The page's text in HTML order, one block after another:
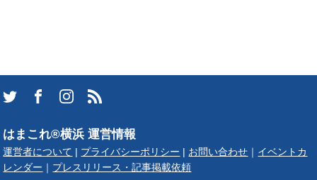
はまこれ®横浜 運営情報
運営者について プライバシーポリシー お問い合わせ
イベントカ
レンダー
プレスリリース・記事掲載依頼